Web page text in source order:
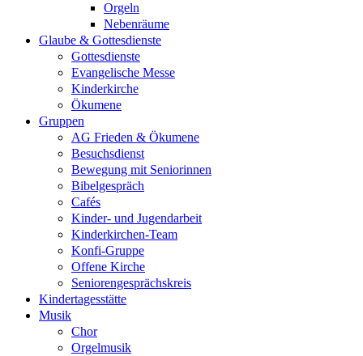
Orgeln
Nebenräume
Glaube & Gottesdienste
Gottesdienste
Evangelische Messe
Kinderkirche
Ökumene
Gruppen
AG Frieden & Ökumene
Besuchsdienst
Bewegung mit Seniorinnen
Bibelgespräch
Cafés
Kinder- und Jugendarbeit
Kinderkirchen-Team
Konfi-Gruppe
Offene Kirche
Seniorengesprächskreis
Kindertagesstätte
Musik
Chor
Orgelmusik